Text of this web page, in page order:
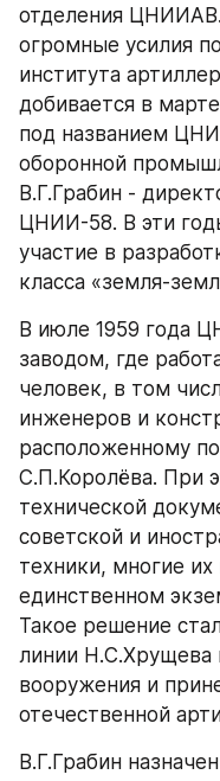
отделения
огромные усилия
института
добивается в
под названием
оборонной
В.Г.Грабин -
ЦНИИ-58. В эти
участие в
класса «земля-
В июле 1959 года
заводом, где
человек, в том
инженеров и
расположенному
С.П.Королёва. При
технической
советской и
техники, многие
единственном
Такое решение
линии Н.С.Хрущева
вооружения и
отечественной
В.Г.Грабин